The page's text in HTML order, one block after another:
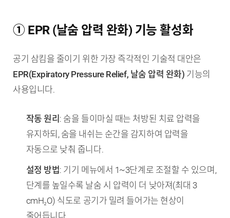
① EPR (날숨 압력 완화) 기능 활성화
공기 삼킴을 줄이기 위한 가장 즉각적인 기술적 대안은
EPR(Expiratory Pressure Relief, 날숨 압력 완화) 기능의
사용입니다.
작동 원리 : 숨을 들이마실 때는 처방된 치료 압력을
유지하되, 숨을 내쉬는 순간을 감지하여 압력을
자동으로 낮춰 줍니다.
설정 방법: 기기 메뉴에서 1~3단계로 조절할 수 있으며,
단계를 높일수록 날숨 시 압력이 더 낮아져(최대 3
cmH₂O) 식도로 공기가 밀려 들어가는 현상이